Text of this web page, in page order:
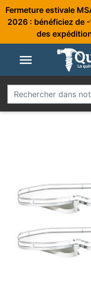
Fermeture estivale
2026 : bénéficiez de
des
